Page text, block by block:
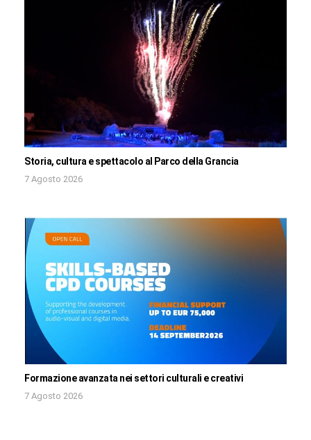
Storia, cultura e spettacolo al Parco della Grancia
7 Agosto 2026
Formazione avanzata nei settori culturali e creativi
7 Agosto 2026